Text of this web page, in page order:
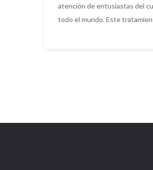
atención de entusiastas del
todo el mundo. Este